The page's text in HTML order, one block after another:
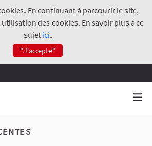
En continuant à parcourir le site,
des cookies. En savoir plus à ce
sujet ici.
"J'accepte"